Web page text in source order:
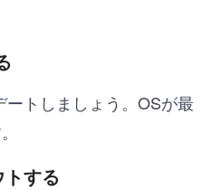
トしましょう。OSが最
する